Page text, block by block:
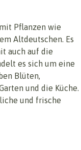
Pflanzen wie
Altdeutschen. Es
auch auf die
es sich um eine
Blüten,
und die Küche.
und frische